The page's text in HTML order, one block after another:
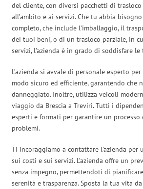
del cliente, con diversi pacchetti di
all’ambito e ai servizi. Che tu abbia
completo, che include l’imballaggio, il
dei tuoi beni, o di un trasloco parziale, in
servizi, l’azienda è in grado di soddisfare le
L’azienda si avvale di personale esperto
modo sicuro ed efficiente, garantendo che
danneggiato. Inoltre, utilizza veicoli
viaggio da Brescia a Treviri. Tutti i
esperti e formati per garantire un processo
problemi.
Ti incoraggiamo a contattare l’azienda
sui costi e sui servizi. L’azienda offre un
senza impegno, permettendoti di
serenità e trasparenza. Sposta la tua vita